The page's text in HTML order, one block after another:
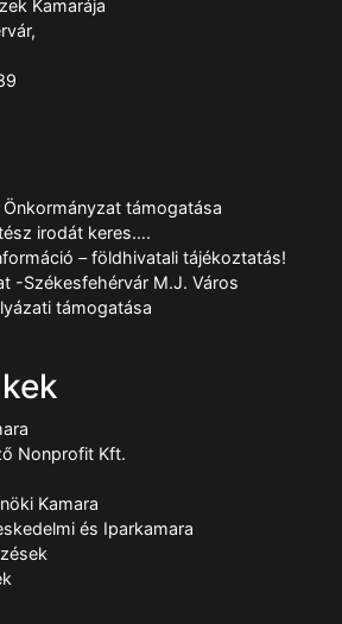
Kamarája
támogatása
irodát keres….
– földhivatali tájékoztatás!
-Székesfehérvár M.J. Város
támogatása
Nonprofit Kft.
Kamara
és Iparkamara